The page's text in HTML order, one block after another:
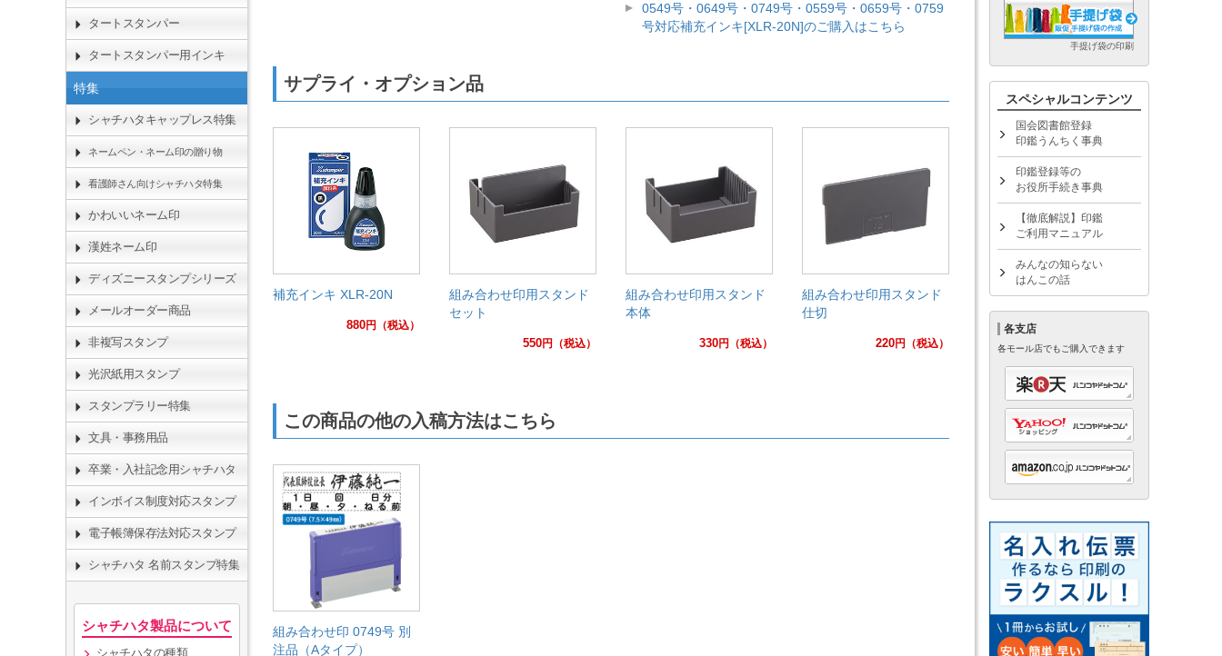
0549号・0649号・0749号・0559号・0659号・0759
号対応補充インキ[XLR-20N]のご購入はこちら
サプライ・オプション品
補充インキ XLR-20N
880円 （税込）
組み合わせ印用スタンド
セット
550円 （税込）
組み合わせ印用スタンド
本体
330円 （税込）
組み合わせ印用スタンド
仕切
220円 （税込）
この商品の他の入稿方法はこちら
組み合わせ印 0749号 別
注品（Aタイプ）
タートスタンパー
タートスタンパー用インキ
特集
シャチハタキャップレス特集
ネームペン・ネーム印の贈り物
看護師さん向けシャチハタ特集
かわいいネーム印
漢姓ネーム印
ディズニースタンプシリーズ
メールオーダー商品
非複写スタンプ
光沢紙用スタンプ
スタンプラリー特集
文具・事務用品
卒業・入社記念用シャチハタ
インボイス制度対応スタンプ
電子帳簿保存法対応スタンプ
シャチハタ 名前スタンプ特集
シャチハタ製品について
シャチハタの種類
手提げ袋の印刷
スペシャルコンテンツ
国会図書館登録
印鑑うんちく事典
印鑑登録等の
お役所手続き事典
【徹底解説】印鑑
ご利用マニュアル
みんなの知らない
はんこの話
各支店
各モール店でもご購入できます